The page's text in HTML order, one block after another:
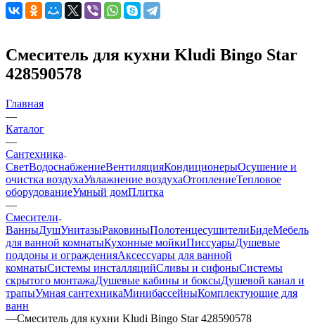
Смеситель для кухни Kludi Bingo Star
428590578
Главная
—
Каталог
—
Сантехника
СветВодоснабжениеВентиляцияКондиционерыОсушение и
очистка воздухаУвлажнение воздухаОтоплениеТепловое
оборудованиеУмный домПлитка
—
Смесители
ВанныДушУнитазыРаковиныПолотенцесушителиБидеМебель
для ванной комнатыКухонные мойкиПиссуарыДушевые
поддоны и огражденияАксессуары для ванной
комнатыСистемы инсталляцийСливы и сифоныСистемы
скрытого монтажаДушевые кабины и боксыДушевой канал и
трапыУмная сантехникаМинибассейныКомплектующие для
ванн
—Смеситель для кухни Kludi Bingo Star 428590578